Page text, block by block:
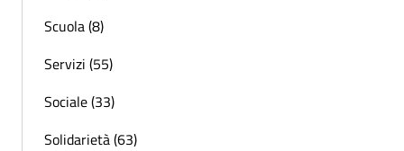
Scuola (8)
Servizi (55)
Sociale (33)
Solidarietà (63)